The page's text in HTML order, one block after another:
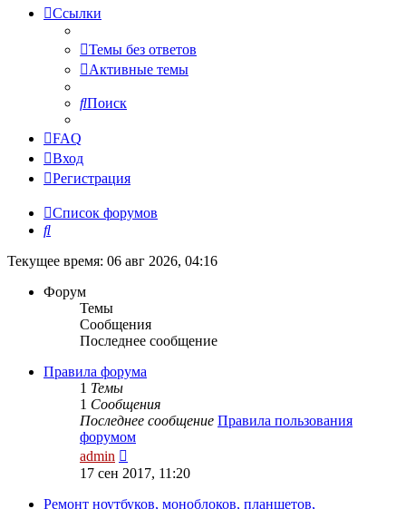
Ссылки
Темы без ответов
Активные темы
Поиск
FAQ
Вход
Регистрация
Список форумов
Поиск
Текущее время: 06 авг 2026, 04:16
Форум
Темы
Сообщения
Последнее сообщение
Правила форума
1 Темы
1 Сообщения
Последнее сообщение Правила пользования
форумом
admin
к
сообщению
17 сен 2017, 11:20
Ремонт ноутбуков, моноблоков, планшетов,